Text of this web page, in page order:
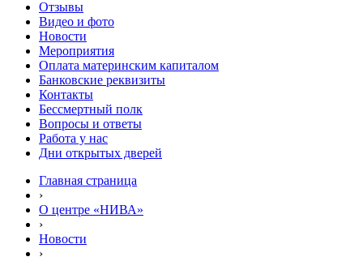
Отзывы
Видео и фото
Новости
Мероприятия
Оплата материнским капиталом
Банковские реквизиты
Контакты
Бессмертный полк
Вопросы и ответы
Работа у нас
Дни открытых дверей
Главная страница
›
О центре «НИВА»
›
Новости
›